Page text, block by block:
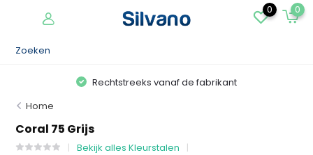
0 0
Rechtstreeks vanaf de fabrikant
Home
Coral 75 Grijs
Bekijk alles Kleurstalen